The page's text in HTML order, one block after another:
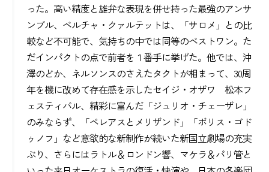
った。高い精度と雄弁な表現を併せ持った最強のアンサ
ンブル、ベルチャ・クァルテットは、「サロメ」との比
較など不可能で、気持ちの中では同等のベストワン。た
だインパクトの点で前者を１番手に挙げた。他では、沖
澤のどか、ネルソンスのさえたタクトが相まって、30周
年を機に改めて存在感を示したセイジ・オザワ 松本フ
ェスティバル、精彩に富んだ「ジュリオ・チェーザレ」
のみならず、「ペレアスとメリザンド」「ボリス・ゴド
ゥノフ」など意欲的な新制作が続いた新国立劇場の充実
ぶり、さらにはラトル＆ロンドン響、マケラ＆パリ管と